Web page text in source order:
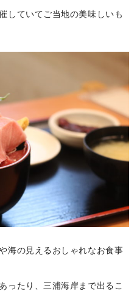
していてご当地の美味しいも
海の見えるおしゃれなお食事
ったり、三浦海岸まで出るこ